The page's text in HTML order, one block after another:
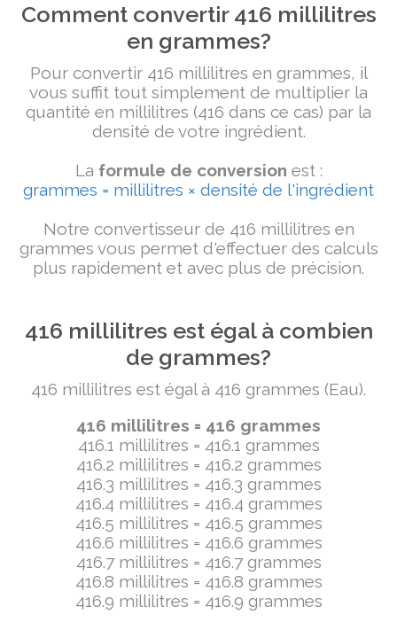
Comment convertir 416 millilitres
en grammes?
Pour convertir 416 millilitres en grammes, il
vous suffit tout simplement de multiplier la
quantité en millilitres (416 dans ce cas) par la
densité de votre ingrédient.
La formule de conversion est :
grammes = millilitres × densité de l'ingrédient
Notre convertisseur de 416 millilitres en
grammes vous permet d'effectuer des calculs
plus rapidement et avec plus de précision.
416 millilitres est égal à combien
de grammes?
416 millilitres est égal à 416 grammes (Eau).
416 millilitres = 416 grammes
416.1 millilitres = 416.1 grammes
416.2 millilitres = 416.2 grammes
416.3 millilitres = 416.3 grammes
416.4 millilitres = 416.4 grammes
416.5 millilitres = 416.5 grammes
416.6 millilitres = 416.6 grammes
416.7 millilitres = 416.7 grammes
416.8 millilitres = 416.8 grammes
416.9 millilitres = 416.9 grammes